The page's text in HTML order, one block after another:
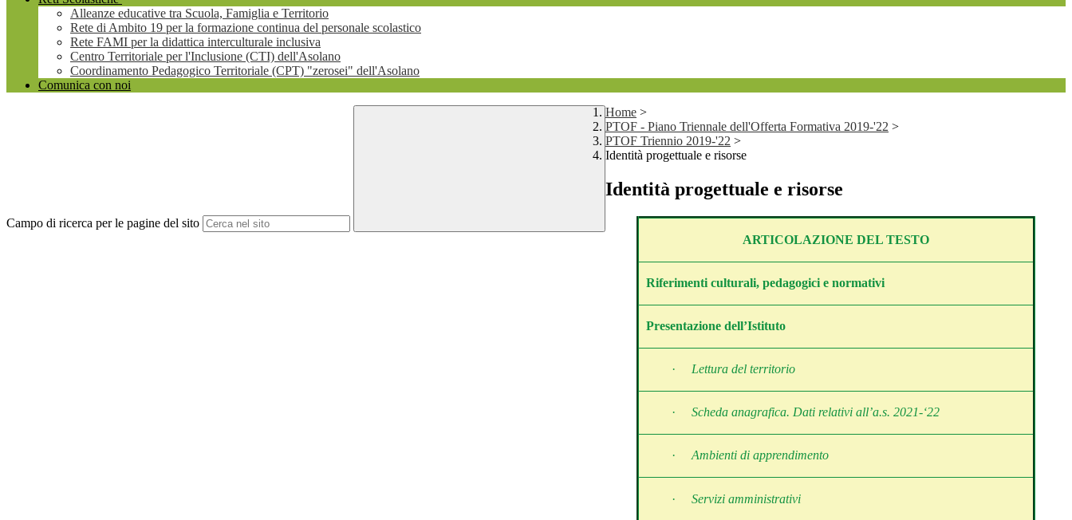
Alleanze educative tra Scuola, Famiglia e Territorio
Rete di Ambito 19 per la formazione continua del personale scolastico
Rete FAMI per la didattica interculturale inclusiva
Centro Territoriale per l'Inclusione (CTI) dell'Asolano
Coordinamento Pedagogico Territoriale (CPT) "zerosei" dell'Asolano
Comunica con noi
Campo di ricerca per le pagine del sito
Home >
PTOF - Piano Triennale dell'Offerta Formativa 2019-'22 >
PTOF Triennio 2019-'22 >
Identità progettuale e risorse
Identità progettuale e risorse
ARTICOLAZIONE DEL TESTO
Riferimenti culturali, pedagogici e normativi
Presentazione dell’Istituto
· Lettura del territorio
· Scheda anagrafica. Dati relativi all’a.s. 2021-‘22
· Ambienti di apprendimento
· Servizi amministrativi